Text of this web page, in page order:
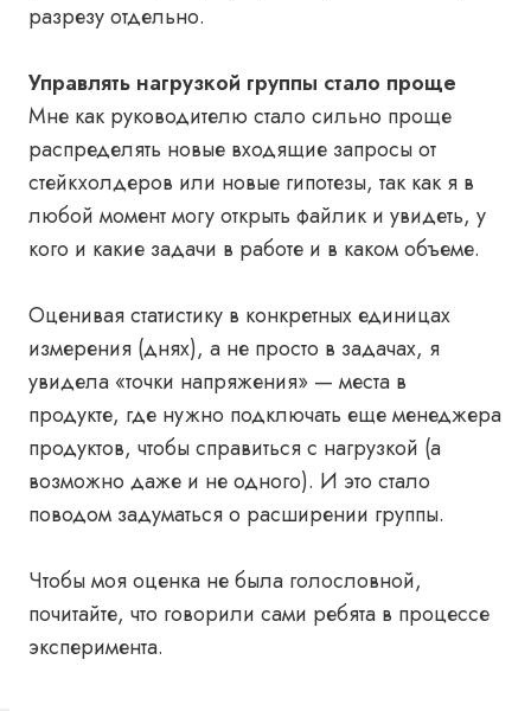
разрезу отдельно.
Управлять нагрузкой группы стало проще
Мне как руководителю стало сильно проще
распределять новые входящие запросы от
стейкхолдеров или новые гипотезы, так как я в
любой момент могу открыть файлик и увидеть, у
кого и какие задачи в работе и в каком объеме.
Оценивая статистику в конкретных единицах
измерения (днях), а не просто в задачах, я
увидела «точки напряжения» — места в
продукте, где нужно подключать еще менеджера
продуктов, чтобы справиться с нагрузкой (а
возможно даже и не одного). И это стало
поводом задуматься о расширении группы.
Чтобы моя оценка не была голословной,
почитайте, что говорили сами ребята в процессе
эксперимента.